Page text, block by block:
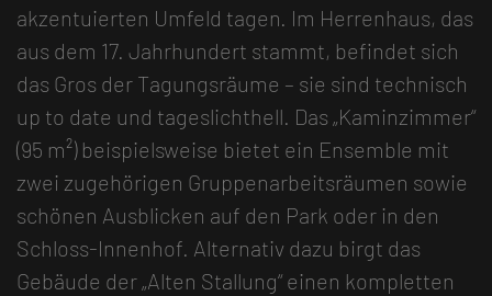
akzentuierten Umfeld tagen. Im Herrenhaus, das
aus dem 17. Jahrhundert stammt, befindet sich
das Gros der Tagungsräume – sie sind technisch
up to date und tageslichthell. Das „Kaminzimmer“
(95 m²) beispielsweise bietet ein Ensemble mit
zwei zugehörigen Gruppenarbeitsräumen sowie
schönen Ausblicken auf den Park oder in den
Schloss-Innenhof. Alternativ dazu birgt das
Gebäude der „Alten Stallung“ einen kompletten